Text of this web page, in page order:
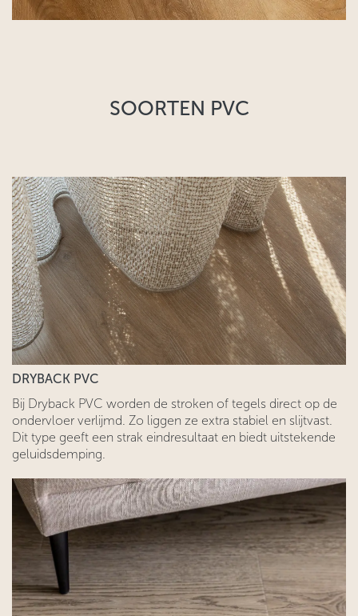
SOORTEN PVC
DRYBACK PVC
Bij Dryback PVC worden de stroken of tegels direct op de
ondervloer verlijmd. Zo liggen ze extra stabiel en slijtvast.
Dit type geeft een strak eindresultaat en biedt uitstekende
geluidsdemping.